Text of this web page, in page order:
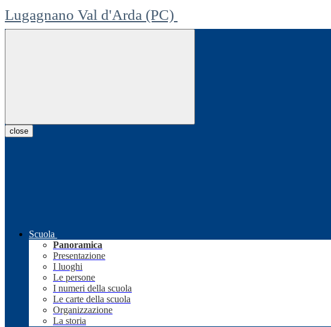
Lugagnano Val d'Arda (PC)
close
Scuola
Panoramica
Presentazione
I luoghi
Le persone
I numeri della scuola
Le carte della scuola
Organizzazione
La storia